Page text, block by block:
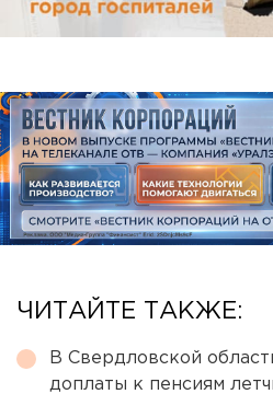
ЧИТАЙТЕ ТАКЖЕ:
В Свердловской
доплаты к пенсиям